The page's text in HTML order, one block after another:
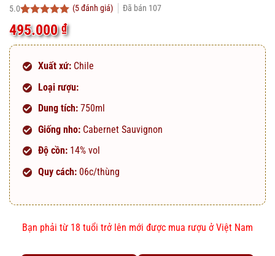
5.0
5.0 trên 5
dựa trên
5
đánh giá
(5đánh giá) Đã bán 107
495.000₫
Xuất xứ:Chile
Loại rượu:
Dung tích:750ml
Giống nho:Cabernet Sauvignon
Độ cồn:14% vol
Quy cách:06c/thùng
Bạn phải từ 18 tuổi trở lên mới được mua rượu ở Việt Nam